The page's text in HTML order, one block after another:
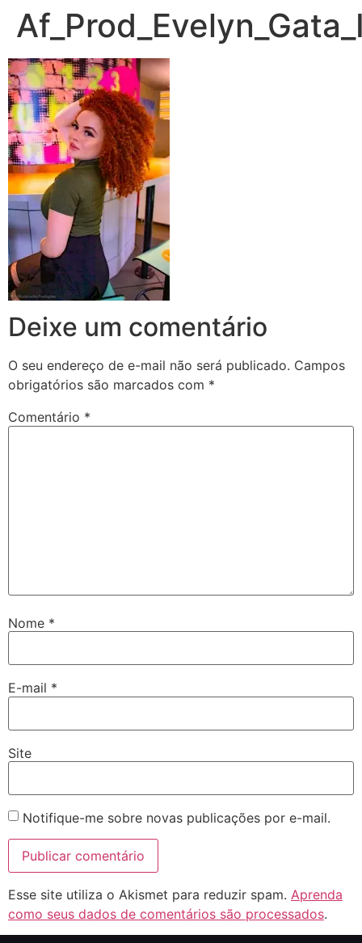
Deixe um comentário
O seu endereço de e-mail não será publicado. Campos
obrigatórios são marcados com *
Comentário *
Nome *
E-mail *
Site
Notifique-me sobre novas publicações por e-mail.
Esse site utiliza o Akismet para reduzir spam. Aprenda
como seus dados de comentários são processados.